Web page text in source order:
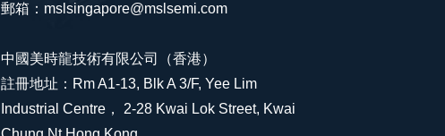
郵箱：mslsingapore@mslsemi.com
中國美時龍技術有限公司（香港）
註冊地址：Rm A1-13, Blk A 3/F, Yee Lim
Industrial Centre， 2-28 Kwai Lok Street, Kwai